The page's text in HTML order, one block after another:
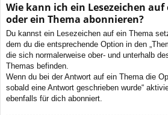
Wie kann ich ein Lesezeichen auf
oder ein Thema abonnieren?
Du kannst ein Lesezeichen auf ein Thema
dem du die entsprechende Option in den
die sich normalerweise ober- und unterhalb
Themas befinden.
Wenn du bei der Antwort auf ein Thema die
sobald eine Antwort geschrieben wurde“
ebenfalls für dich abonniert.